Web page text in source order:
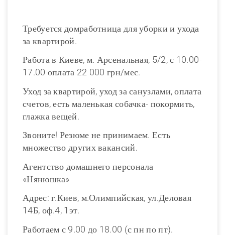
Требуется домработница для уборки и ухода
за квартирой.
Работа в Киеве, м. Арсенальная, 5/2, с 10.00-
17.00 оплата 22 000 грн/мес.
Уход за квартирой, уход за санузлами, оплата
счетов, есть маленькая собачка- покормить,
глажка вещей.
Звоните! Резюме не принимаем. Есть
множество других вакансий.
Агентство домашнего персонала
«Нянюшка»
Адрес: г.Киев, м.Олимпийская, ул.Деловая
14Б, оф.4, 1эт.
Работаем с 9.00 до 18.00 (с пн по пт).